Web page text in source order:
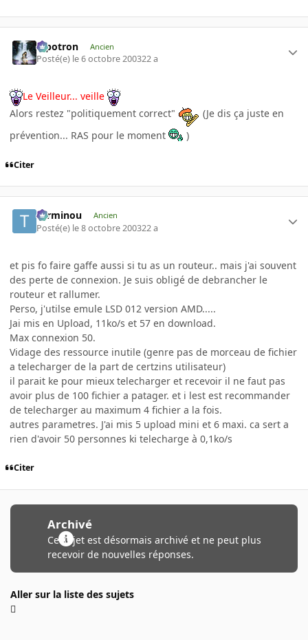
Pipotron Ancien
Posté(e) le 6 octobre 200322 a
Le Veilleur... veille
Alors restez "politiquement correct"
(Je dis ça juste en
prévention... RAS pour le moment
)
Citer
Terminou Ancien
Posté(e) le 8 octobre 200322 a
et pis fo faire gaffe aussi si tu as un routeur.. mais j'ai souvent
des perte de connexion. Je suis obligé de debrancher le
routeur et rallumer.
Perso, j'utilse emule LSD 012 version AMD.....
Jai mis en Upload, 11ko/s et 57 en download.
Max connexion 50.
Vidage des ressource inutile (genre pas de morceau de fichier
a telecharger de la part de certzins utilisateur)
il parait ke pour mieux telecharger et recevoir il ne faut pas
avoir plus de 100 fichier a patager. et i lest est recommander
de telecharger au maximum 4 fichier a la fois.
autres parametres. J'ai mis 5 upload mini et 6 maxi. ca sert a
rien d'avoir 50 personnes ki telecharge à 0,1ko/s
Citer
Archivé
Ce sujet est désormais archivé et ne peut plus
recevoir de nouvelles réponses.
Aller sur la liste des sujets